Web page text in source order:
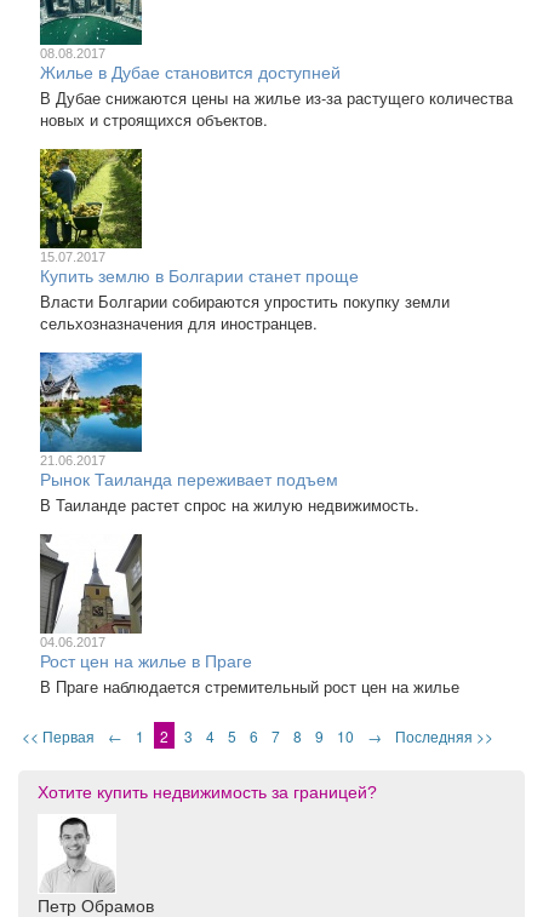
08.08.2017
Жилье в Дубае становится доступней
В Дубае снижаются цены на жилье из-за растущего количества
новых и строящихся объектов.
15.07.2017
Купить землю в Болгарии станет проще
Власти Болгарии собираются упростить покупку земли
сельхозназначения для иностранцев.
21.06.2017
Рынок Таиланда переживает подъем
В Таиланде растет спрос на жилую недвижимость.
04.06.2017
Рост цен на жилье в Праге
В Праге наблюдается стремительный рост цен на жилье
<< Первая ← 1 2 3 4 5 6 7 8 9 10 → Последняя >>
Хотите купить недвижимость за границей?
Петр Обрамов